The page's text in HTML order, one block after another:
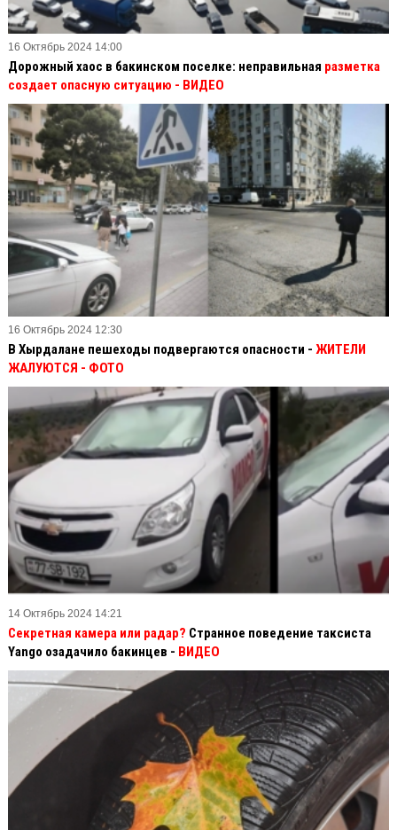
16 Октябрь 2024 14:00
Дорожный хаос в бакинском поселке: неправильная разметка
создает опасную ситуацию - ВИДЕО
16 Октябрь 2024 12:30
В Хырдалане пешеходы подвергаются опасности - ЖИТЕЛИ
ЖАЛУЮТСЯ - ФОТО
14 Октябрь 2024 14:21
Секретная камера или радар? Странное поведение таксиста
Yango озадачило бакинцев - ВИДЕО